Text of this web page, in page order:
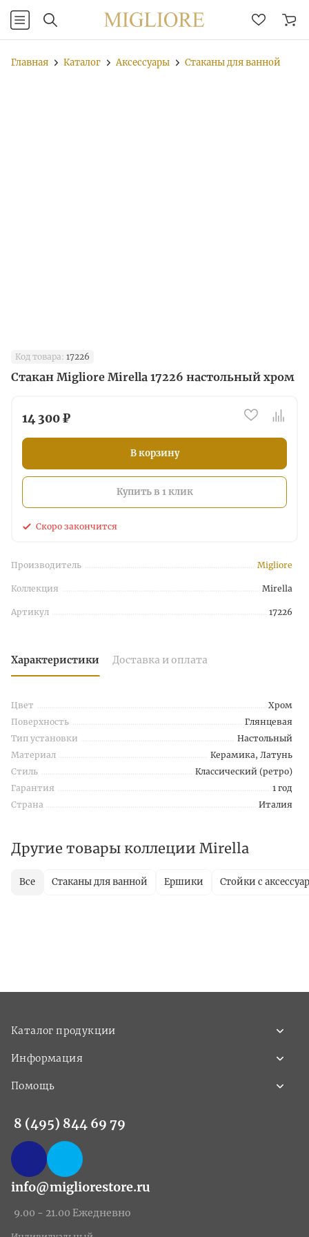
Главная Каталог Аксессуары Стаканы для ванной
Код товара: 17226
Стакан Migliore Mirella 17226 настольный хром
14 300 ₽
В корзину
Купить в 1 клик
Скоро закончится
Производитель Migliore
Коллекция Mirella
Артикул 17226
Характеристики Доставка и оплата
Цвет
Хром
Поверхность
Глянцевая
Тип установки
Настольный
Материал
Керамика, Латунь
Стиль
Классический (ретро)
Гарантия
1 год
Страна
Италия
Другие товары коллеции Mirella
Все Стаканы для ванной Ершики Стойки с
Каталог продукции
Информация
Помощь
8 (495) 844 69 79
info@migliorestore.ru
9.00 - 21.00 Ежедневно